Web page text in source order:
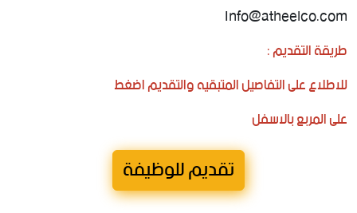
طريقة التقديم :
للاطلاع على التفاصيل المتبقيه والتقديم اضغط
على المربع بالاسفل
تقديم للوظيفة